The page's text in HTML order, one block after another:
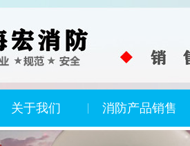
关于我们 消防产品销售